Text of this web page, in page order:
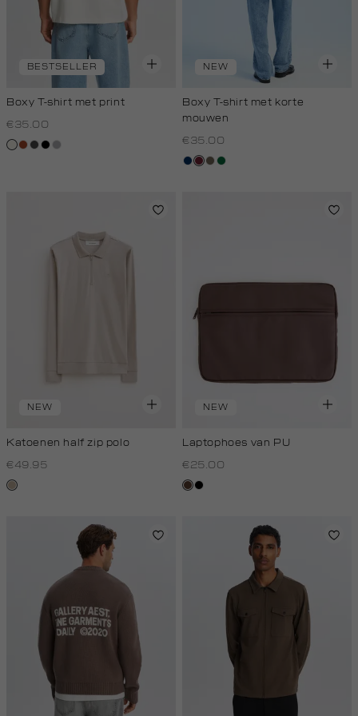
BESTSELLER
Boxy T-shirt met print
€35.00
creme,
bruin
donkergrijs
zwart
grijs,
NEW
Boxy T-shirt met korte
mouwen
€35.00
donkerblauw
bordeaux
lichtbruin
donkergroen
NEW
Katoenen half zip polo
€49.95
kit,
NEW
Laptophoes van PU
€25.00
donkerbruin
zwart